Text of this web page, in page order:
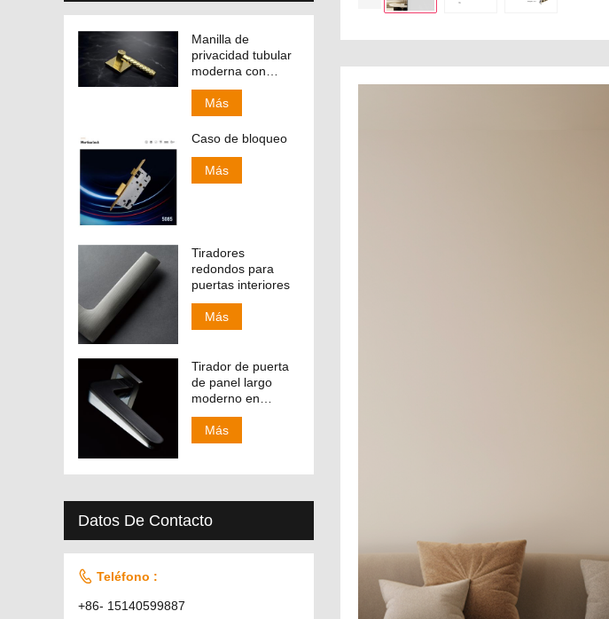
Manilla de
privacidad tubular
moderna con
manija
intercambiable
Más
Caso de bloqueo
Más
Tiradores
redondos para
puertas interiores
Más
Tirador de puerta
de panel largo
moderno en
acabado CP y SN
138-158
Más
Datos De Contacto
 Teléfono :
+86- 15140599887